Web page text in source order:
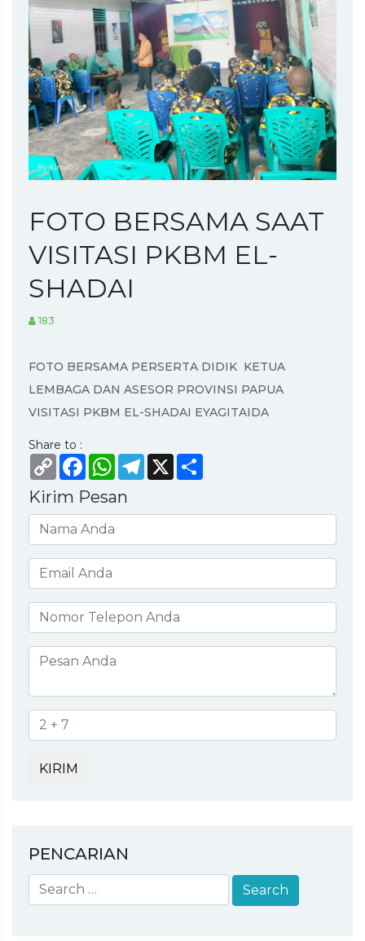
FOTO BERSAMA SAAT
VISITASI PKBM EL-
SHADAI
183
FOTO BERSAMA PERSERTA DIDIK KETUA
LEMBAGA DAN ASESOR PROVINSI PAPUA
VISITASI PKBM EL-SHADAI EYAGITAIDA
Share to :
Copy
Link
FacebookWhatsApp
Telegram
X
Kirim Pesan
KIRIM
PENCARIAN